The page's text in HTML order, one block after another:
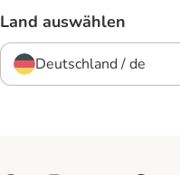
Land auswählen
Deutschland / de